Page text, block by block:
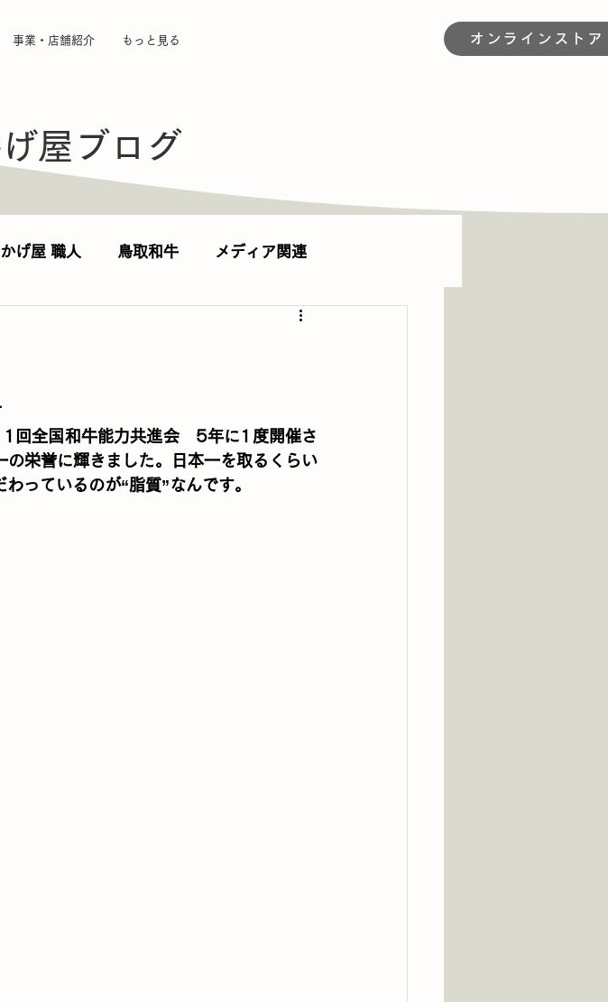
事業・店舗紹介 もっと見る オンラインスト
屋ブログ
げ屋 職人 鳥取和牛 メディア関連
回全国和牛能力共進会　5年に1度開催さ
栄誉に輝きました。日本一を取るくらい
っているのが“脂質”なんです。